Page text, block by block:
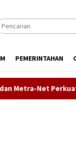
PEMERINTAHAN
SDM Hadapi Era AI